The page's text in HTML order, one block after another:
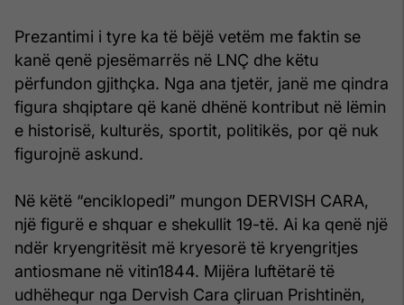
Prezantimi i tyre ka të bëjë vetëm me faktin se
kanë qenë pjesëmarrës në LNÇ dhe këtu
përfundon gjithçka. Nga ana tjetër, janë me qindra
figura shqiptare që kanë dhënë kontribut në lëmin
e historisë, kulturës, sportit, politikës, por që nuk
figurojnë askund.
Në këtë “enciklopedi” mungon DERVISH CARA,
një figurë e shquar e shekullit 19-të. Ai ka qenë një
ndër kryengritësit më kryesorë të kryengritjes
antiosmane në vitin1844. Mijëra luftëtarë të
udhëhequr nga Dervish Cara çliruan Prishtinën,